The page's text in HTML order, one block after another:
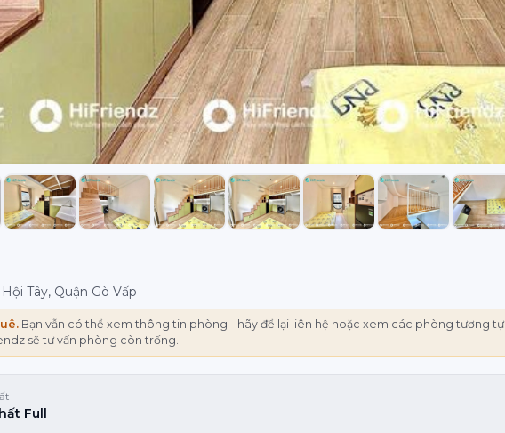
Tây, Quận Gò Vấp
Bạn vẫn có thể xem thông tin phòng - hãy để lại liên hệ hoặc xem các phòng tương tự
sẽ tư vấn phòng còn trống.
Full